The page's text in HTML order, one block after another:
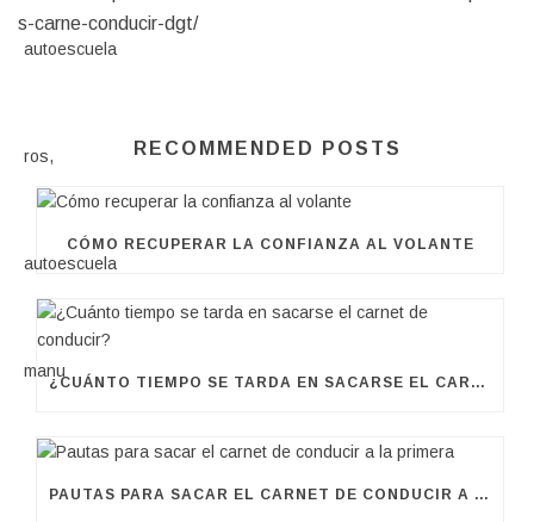
s-carne-conducir-dgt/
RECOMMENDED POSTS
CÓMO RECUPERAR LA CONFIANZA AL VOLANTE
¿CUÁNTO TIEMPO SE TARDA EN SACARSE EL CARNET DE CONDUCIR?
PAUTAS PARA SACAR EL CARNET DE CONDUCIR A LA PRIMERA